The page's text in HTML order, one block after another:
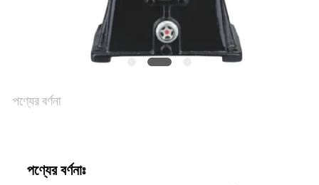
পণ্যের বর্ণনা
পণ্যের বর্ণনাঃ